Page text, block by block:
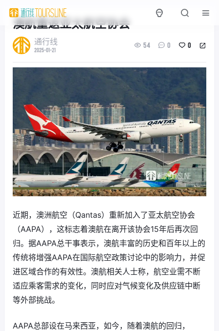
澳航重返亚太航空协会
通行线
2025-01-21
54 0 0
近期，澳洲航空（Qantas）重新加入了亚太航空协会
（AAPA），这标志着澳航在离开该协会15年后再次回
归。据AAPA总干事表示，澳航丰富的历史和百年以上的
传统将增强AAPA在国际航空政策讨论中的影响力，并促
进区域合作的有效性。澳航相关人士称，航空业需不断
适应乘客需求的变化，同时应对气候变化及供应链中断
等外部挑战。
AAPA总部设在马来西亚，如今，随着澳航的回归，